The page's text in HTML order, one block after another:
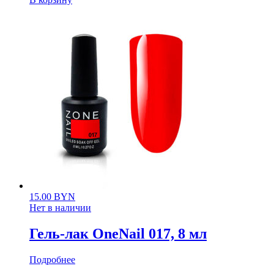
15.00 BYN
Нет в наличии
Гель-лак OneNail 017, 8 мл
Подробнее